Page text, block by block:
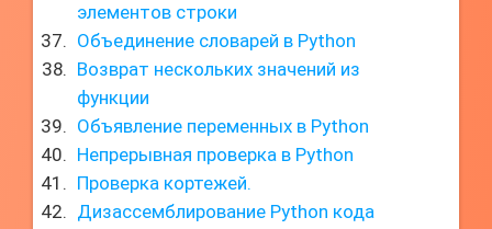
элементов строки
Объединение словарей в Python
Возврат нескольких значений из
функции
Объявление переменных в Python
Непрерывная проверка в Python
Проверка кортежей.
Дизассемблирование Python кода